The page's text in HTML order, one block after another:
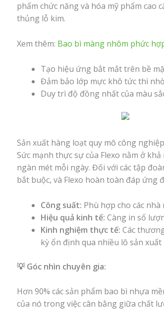
phẩm chức năng và hóa mỹ phẩm cao
thủng lỗ kim.
Xem thêm: Bao bì màng nhôm phức
Tạo hiệu ứng bắt mắt trên bề
Đảm bảo lớp mực khô tức thì
Duy trì độ đồng nhất của màu
Sản xuất hàng loạt quy mô công nghiệp
Sức mạnh thực sự của Flexo nằm ở
ngàn mét mỗi ngày. Đối với các tập
bắt buộc, và Flexo hoàn toàn đáp ứng
Công suất: Phù hợp cho các
Hiệu quả kinh tế: Càng in số
Kinh nghiệm thực tế: Các
kỳ ổn định qua nhiều lô sản xuất
💡 Góc nhìn chuyên gia:
Hơn 90% các sản phẩm bao bì nhựa
của nó trong việc cân bằng giữa chất